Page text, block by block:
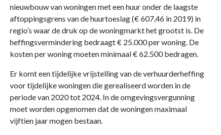
nieuwbouw van woningen met een huur onder de laagste
aftoppingsgrens van de huurtoeslag (€ 607,46 in 2019) in
regio’s waar de druk op de woningmarkt het grootst is. De
heffingsvermindering bedraagt € 25.000 per woning. De
kosten per woning moeten minimaal € 62.500 bedragen.
Er komt een tijdelijke vrijstelling van de verhuurderheffing
voor tijdelijke woningen die gerealiseerd worden in de
periode van 2020 tot 2024. In de omgevingsvergunning
moet worden opgenomen dat de woningen maximaal
vijftien jaar mogen bestaan.